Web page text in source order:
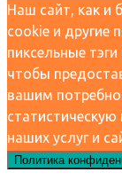
Наш сайт, как и
cookie и другие
пиксельные тэги
чтобы
вашим
наших услуг и
Политика